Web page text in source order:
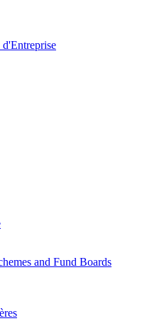
d'Entreprise
and Fund Boards